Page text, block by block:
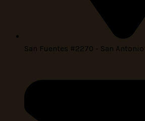
San Fuentes #2270 - San Antonio